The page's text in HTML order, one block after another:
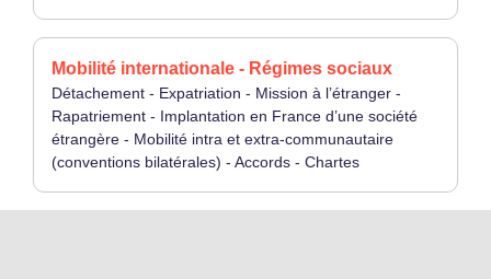
Mobilité internationale - Régimes sociaux
Détachement - Expatriation - Mission à l’étranger -
Rapatriement - Implantation en France d’une société
étrangère - Mobilité intra et extra-communautaire
(conventions bilatérales) - Accords - Chartes